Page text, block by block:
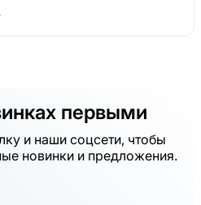
первыми
и наши соцсети, чтобы
новинки и предложения.